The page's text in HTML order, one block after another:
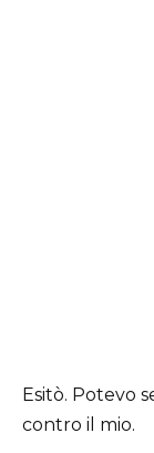
Esitò. Potevo
contro il mio.